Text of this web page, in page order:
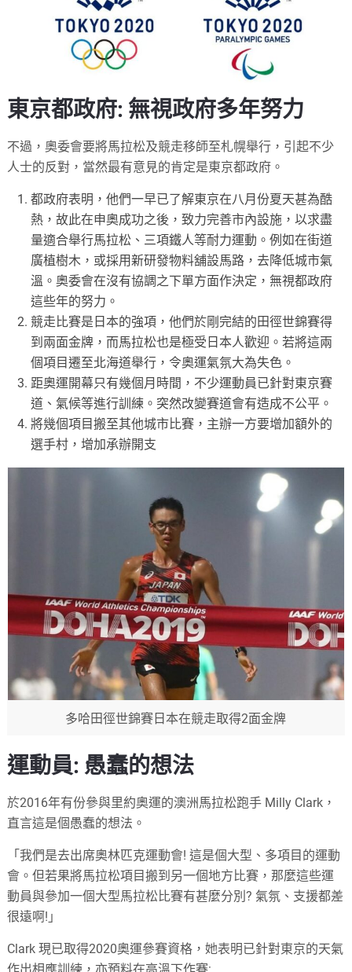
東京都政府: 無視政府多年努力
不過，奧委會要將馬拉松及競走移師至札幌舉行，引起不少
人士的反對，當然最有意見的肯定是東京都政府。
都政府表明，他們一早已了解東京在八月份夏天甚為酷
熱，故此在申奧成功之後，致力完善市內設施，以求盡
量適合舉行馬拉松、三項鐵人等耐力運動。例如在街道
廣植樹木，或採用新研發物料舖設馬路，去降低城市氣
溫。奧委會在沒有協調之下單方面作決定，無視都政府
這些年的努力。
競走比賽是日本的強項，他們於剛完結的田徑世錦賽得
到兩面金牌，而馬拉松也是極受日本人歡迎。若將這兩
個項目遷至北海道舉行，令奧運氣氛大為失色。
距奧運開幕只有幾個月時間，不少運動員已針對東京賽
道、氣候等進行訓練。突然改變賽道會有造成不公平。
將幾個項目搬至其他城市比賽，主辦一方要增加額外的
選手村，增加承辦開支
多哈田徑世錦賽日本在競走取得2面金牌
運動員: 愚蠢的想法
於2016年有份參與里約奧運的澳洲馬拉松跑手 Milly Clark，
直言這是個愚蠢的想法。
「我們是去出席奧林匹克運動會! 這是個大型、多項目的運動
會。但若果將馬拉松項目搬到另一個地方比賽，那麼這些運
動員與參加一個大型馬拉松比賽有甚麼分別? 氣氛、支援都差
很遠啊!」
Clark 現已取得2020奧運參賽資格，她表明已針對東京的天氣